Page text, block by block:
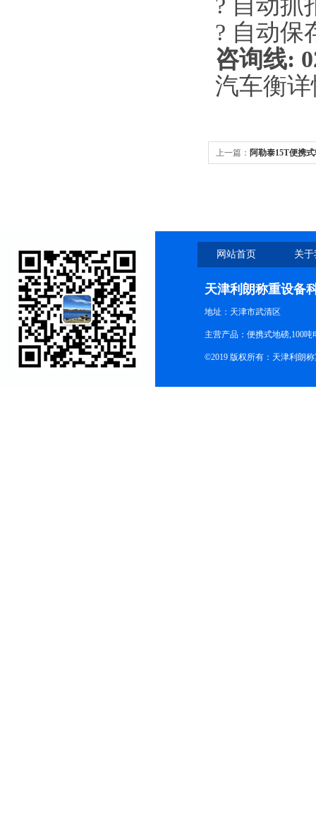
? 自动保
咨询线:
汽车衡
上一篇： 阿勒泰15T便携
网站首页 关
天津利朗称重设备
地址：天津市武清区
主营产品：便携式地磅,100
©2019 版权所有：天津利朗